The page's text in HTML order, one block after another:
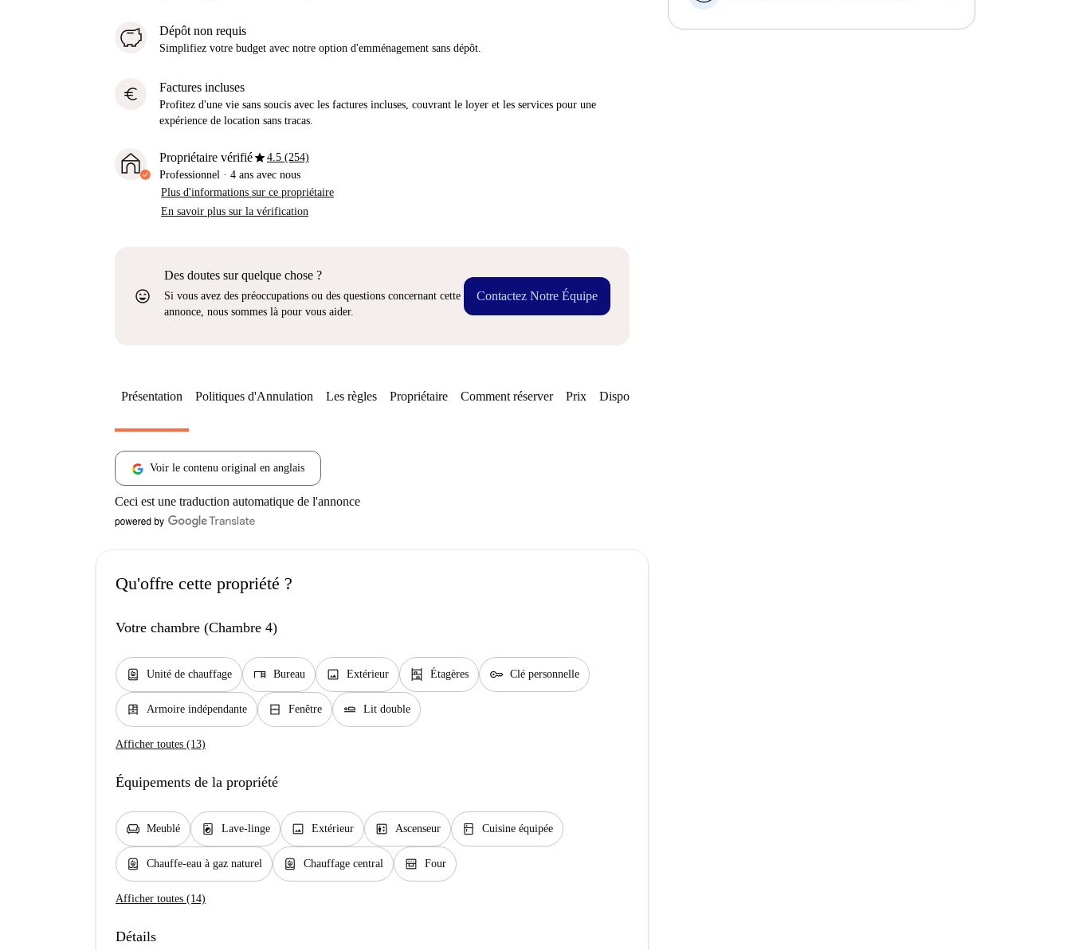
Dépôt non requis
Simplifiez votre budget avec notre option d'emménagement sans dépôt.
euro Factures incluses
Profitez d'une vie sans soucis avec les factures incluses, couvrant le loyer et les services pour une
expérience de location sans tracas.
Propriétaire vérifiéstar4.5 (254)
Professionnel · 4 ans avec nous
Plus d'informations sur ce propriétaire
En savoir plus sur la vérification
sentiment_very_satisfied
Des doutes sur quelque chose ?
Si vous avez des préoccupations ou des questions concernant cette
annonce, nous sommes là pour vous aider.
Contactez Notre Équipe
soit (B) vous rembourser en totalité.
Présentation Politiques d'Annulation Les règles Propriétaire Comment réserver Prix Disponibilités
Voir le contenu original en anglais
Ceci est une traduction automatique de l'annonce
Qu'offre cette propriété ?
Votre chambre (Chambre 4)
water_heater Unité de chauffage desk Bureau image Extérieur shelves Étagères key Clé personnelle
dresser Armoire indépendante window_closed Fenêtre airline_seat_flat Lit double
Afficher toutes (13)
Équipements de la propriété
chair Meublé local_laundry_service Lave-linge image Extérieur elevator Ascenseur kitchen Cuisine équipée
water_heater Chauffe-eau à gaz naturel water_heater Chauffage central oven_gen Four
Afficher toutes (14)
Détails